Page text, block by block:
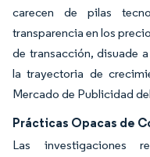
carecen de pilas
transparencia en los
de transacción, disuade
la trayectoria de
Mercado de Publicidad
Prácticas Opacas de
Las investigaciones